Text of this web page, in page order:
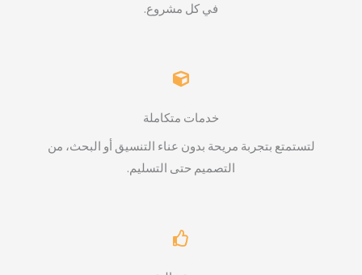
في كل مشروع.
خدمات متكاملة
لتستمتع بتجربة مريحة بدون عناء التنسيق أو البحث، من
التصميم حتى التسليم.